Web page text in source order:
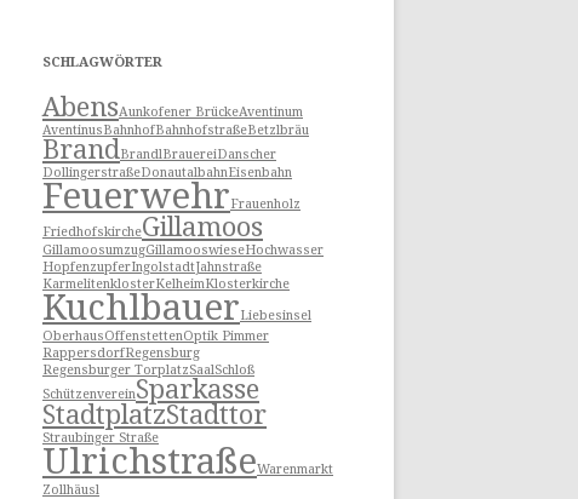
SCHLAGWÖRTER
AbensAunkofener BrückeAventinum
AventinusBahnhofBahnhofstraßeBetzlbräu
BrandBrandlBrauereiDanscher
DollingerstraßeDonautalbahnEisenbahn
FeuerwehrFrauenholz
FriedhofskircheGillamoos
GillamoosumzugGillamooswieseHochwasser
HopfenzupferIngolstadtJahnstraße
KarmelitenklosterKelheimKlosterkirche
KuchlbauerLiebesinsel
OberhausOffenstettenOptik Pimmer
RappersdorfRegensburg
Regensburger TorplatzSaalSchloß
SchützenvereinSparkasse
StadtplatzStadttor
Straubinger Straße
UlrichstraßeWarenmarkt
Zollhäusl